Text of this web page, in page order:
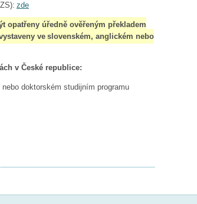
zde
opatřeny úředně ověřeným překladem
ve slovenském, anglickém nebo
v České republice:
doktorském studijním programu